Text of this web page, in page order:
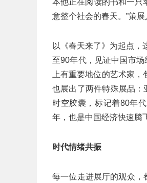
本他正在阅读的书和一只
意整个社会的春天。”策展
以《春天来了》为起点
至90年代，见证中国市场
上有重要地位的艺术家
也展出了两件特殊展品：
时空胶囊，标记着80年
年，也是中国经济快速腾
时代情绪共振
每一位走进展厅的观众，